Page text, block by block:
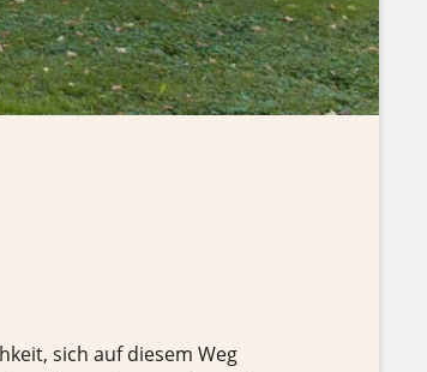
sich auf diesem Weg